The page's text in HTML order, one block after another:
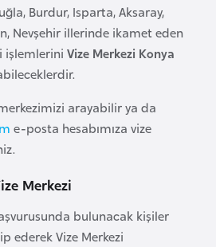
Burdur, Isparta, Aksaray,
Nevşehir illerinde ikamet eden
işlemlerini Vize Merkezi Konya
arayabilir ya da
e-posta hesabımıza vize
Merkezi
bulunacak kişiler
ederek Vize Merkezi